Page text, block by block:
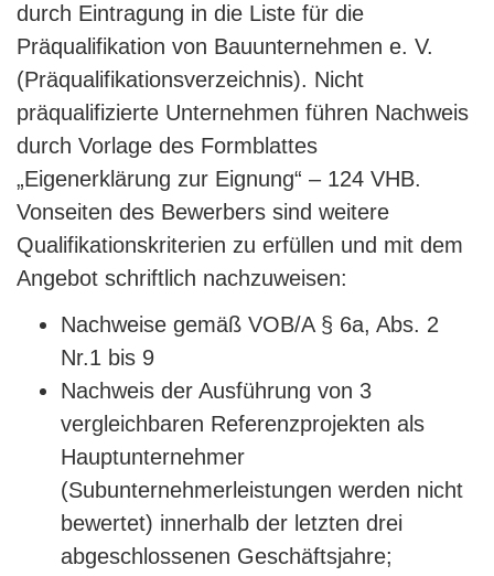
durch Eintragung in die Liste für die
Präqualifikation von Bauunternehmen e. V.
(Präqualifikationsverzeichnis). Nicht
präqualifizierte Unternehmen führen Nachweis
durch Vorlage des Formblattes
„Eigenerklärung zur Eignung“ – 124 VHB.
Vonseiten des Bewerbers sind weitere
Qualifikationskriterien zu erfüllen und mit dem
Angebot schriftlich nachzuweisen:
Nachweise gemäß VOB/A § 6a, Abs. 2
Nr.1 bis 9
Nachweis der Ausführung von 3
vergleichbaren Referenzprojekten als
Hauptunternehmer
(Subunternehmerleistungen werden nicht
bewertet) innerhalb der letzten drei
abgeschlossenen Geschäftsjahre;